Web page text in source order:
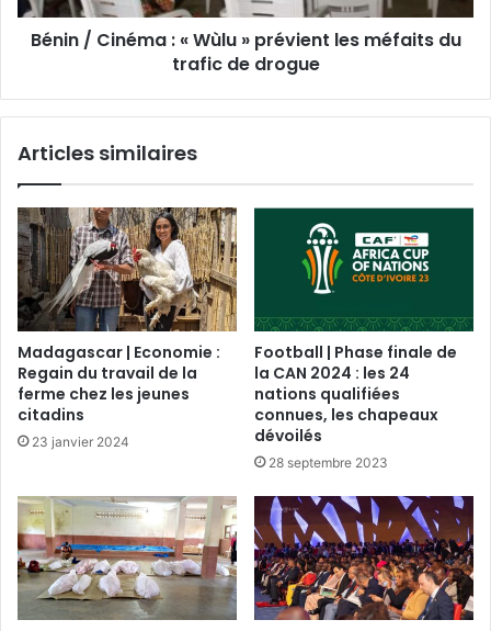
Bénin / Cinéma : « Wùlu » prévient les méfaits du
trafic de drogue
Articles similaires
Madagascar | Economie :
Regain du travail de la
ferme chez les jeunes
citadins
23 janvier 2024
Football | Phase finale de
la CAN 2024 : les 24
nations qualifiées
connues, les chapeaux
dévoilés
28 septembre 2023